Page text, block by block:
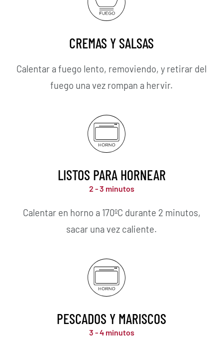
CREMAS Y SALSAS
Calentar a fuego lento, removiendo, y retirar del
fuego una vez rompan a hervir.
LISTOS PARA HORNEAR
2 - 3 minutos
Calentar en horno a 170ºC durante 2 minutos,
sacar una vez caliente.
PESCADOS Y MARISCOS
3 - 4 minutos